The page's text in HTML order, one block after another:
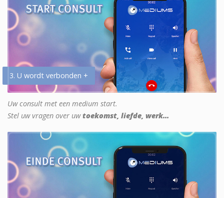
3. U wordt verbonden +
Uw consult met een medium start.
Stel uw vragen over uwtoekomst, liefde, werk...